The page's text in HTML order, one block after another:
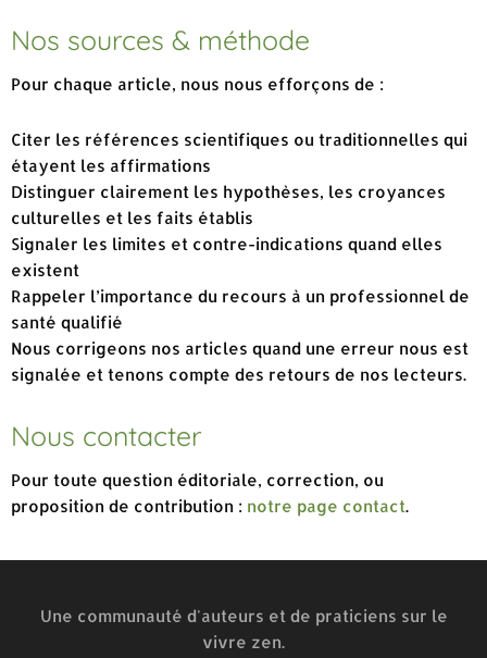
Nos sources & méthode
Pour chaque article, nous nous efforçons de :
Citer les références scientifiques ou traditionnelles qui
étayent les affirmations
Distinguer clairement les hypothèses, les croyances
culturelles et les faits établis
Signaler les limites et contre-indications quand elles
existent
Rappeler l’importance du recours à un professionnel de
santé qualifié
Nous corrigeons nos articles quand une erreur nous est
signalée et tenons compte des retours de nos lecteurs.
Nous contacter
Pour toute question éditoriale, correction, ou
proposition de contribution : notre page contact.
Une communauté d'auteurs et de praticiens sur le
vivre zen.